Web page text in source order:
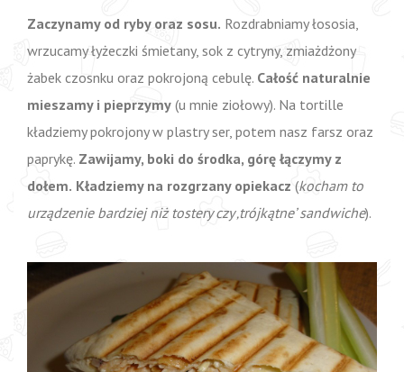
Zaczynamy od ryby oraz sosu. Rozdrabniamy łososia,
wrzucamy łyżeczki śmietany, sok z cytryny, zmiażdżony
żabek czosnku oraz pokrojoną cebulę. Całość naturalnie
mieszamy i pieprzymy (u mnie ziołowy). Na tortille
kładziemy pokrojony w plastry ser, potem nasz farsz oraz
paprykę. Zawijamy, boki do środka, górę łączymy z
dołem. Kładziemy na rozgrzany opiekacz (kocham to
urządzenie bardziej niż tostery czy ‚trójkątne’ sandwiche).